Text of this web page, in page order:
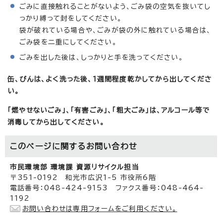
ごみに直接触れることがないよう、ごみ袋の空気を抜いてし
っかり縛って封をしてください。
袋が破れている場合や、ごみが袋の外に触れている場合は、
ごみ袋を二重にしてください。
ごみを出した後は、しっかりと手を洗ってください。
缶、びんは、よく洗った後、1週間程度乾かしてから出してくださ
い。
「燃やせないごみ」、「有害ごみ」、「粗大ごみ」は、アルコール等で
消毒してから出してください。
このページに関する お問い合わせ
市民環境部 環境課 資源リサイクル担当
〒351-0192 和光市広沢1-5 市役所6階
電話番号：048-424-9153 ファクス番号：048-464-
1192
お問い合わせは専用フォームをご利用ください。